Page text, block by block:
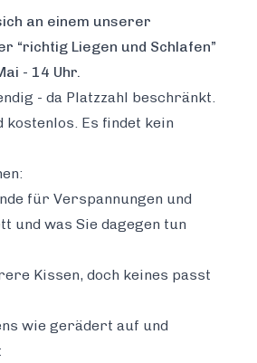
an einem unserer
“richtig Liegen und Schlafen”
- 14 Uhr.
- da Platzzahl beschränkt.
Es findet kein
für Verspannungen und
und was Sie dagegen tun
Kissen, doch keines passt
wie gerädert auf und